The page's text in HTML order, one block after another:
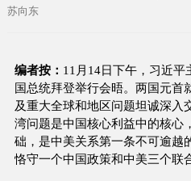
苏向东
编者按： 11月14日下午，习近
国总统拜登举行会晤。两国元首
及重大全球和地区问题坦诚深入
湾问题是中国核心利益中的核心
础，是中美关系第一条不可逾越
恪守一个中国政策和中美三个联